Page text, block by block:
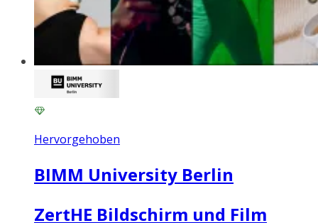
Hervorgehoben
BIMM University Berlin
ZertHE Bildschirm und Film